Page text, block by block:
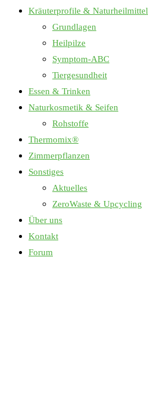
Kräuterprofile & Naturheilmittel
Grundlagen
Heilpilze
Symptom-ABC
Tiergesundheit
Essen & Trinken
Naturkosmetik & Seifen
Rohstoffe
Thermomix®
Zimmerpflanzen
Sonstiges
Aktuelles
ZeroWaste & Upcycling
Über uns
Kontakt
Forum